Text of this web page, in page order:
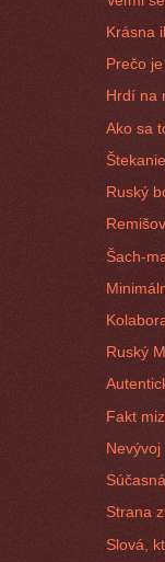
Krásna
Prečo
Hrdí na
Ako sa
Ruský
Šach-
Ruský
Fakt
Strana
Slová,